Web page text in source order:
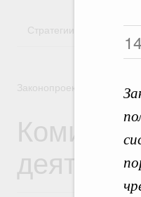
Стратегии
Законопроектная